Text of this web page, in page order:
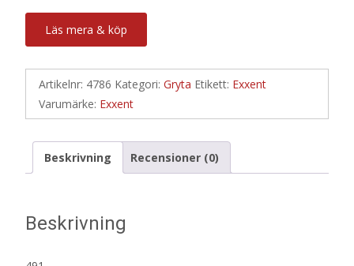
Läs mera & köp
Artikelnr: 4786 Kategori: Gryta Etikett: Exxent
Varumärke: Exxent
Beskrivning Recensioner (0)
Beskrivning